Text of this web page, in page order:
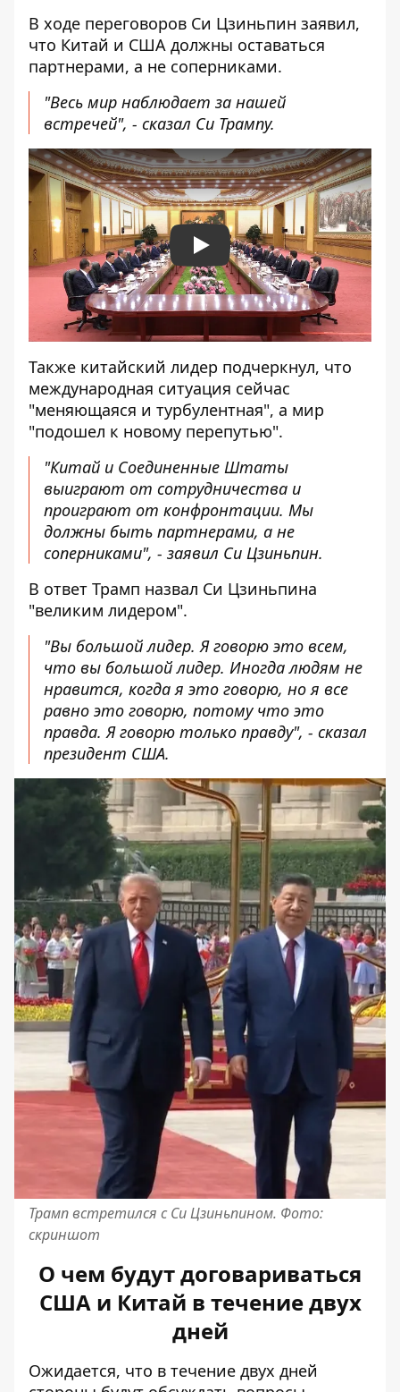
В ходе переговоров Си Цзиньпин заявил,
что Китай и США должны оставаться
партнерами, а не соперниками.
"Весь мир наблюдает за нашей
встречей", - сказал Си Трампу.
Play
Также китайский лидер подчеркнул, что
международная ситуация сейчас
"меняющаяся и турбулентная", а мир
"подошел к новому перепутью".
"Китай и Соединенные Штаты
выиграют от сотрудничества и
проиграют от конфронтации. Мы
должны быть партнерами, а не
соперниками", - заявил Си Цзиньпин.
В ответ Трамп назвал Си Цзиньпина
"великим лидером".
"Вы большой лидер. Я говорю это всем,
что вы большой лидер. Иногда людям не
нравится, когда я это говорю, но я все
равно это говорю, потому что это
правда. Я говорю только правду", - сказал
президент США.
Трамп встретился с Си Цзиньпином. Фото:
скриншот
О чем будут договариваться
США и Китай в течение двух
дней
Ожидается, что в течение двух дней